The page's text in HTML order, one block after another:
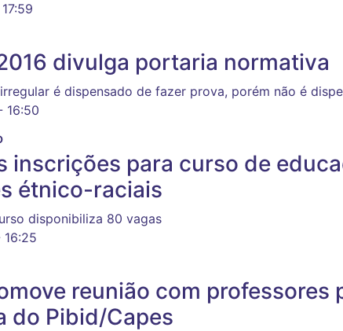
divulga portaria normativa
é dispensado de fazer prova, porém não é
16:50
inscrições para curso de
étnico-raciais
disponibiliza 80 vagas
reunião com professores
do Pibid/Capes